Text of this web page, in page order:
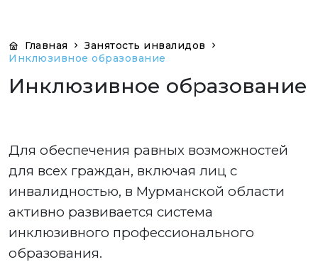
Главная
Занятость инвалидов
Инклюзивное образование
Инклюзивное образование
Для обеспечения равных возможностей
для всех граждан, включая лиц с
инвалидностью, в Мурманской области
активно развивается система
инклюзивного профессионального
образования.